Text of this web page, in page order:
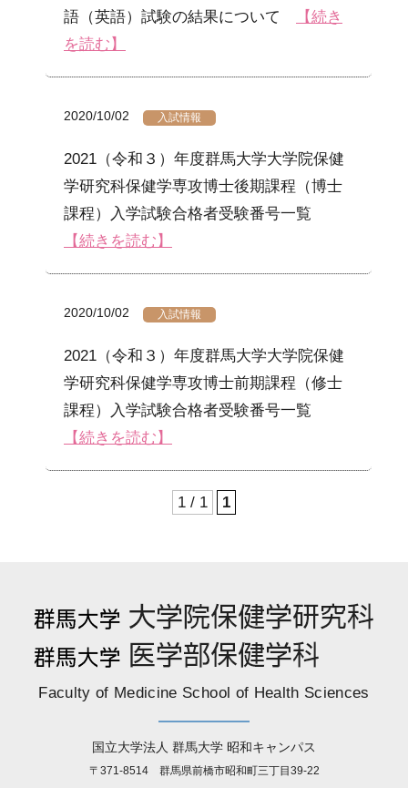
語（英語）試験の結果について
【続き
を読む】
2020/10/02 入試情報
2021（令和３）年度群馬大学大学院保健
学研究科保健学専攻博士後期課程（博士
課程）入学試験合格者受験番号一覧
【続きを読む】
2020/10/02 入試情報
2021（令和３）年度群馬大学大学院保健
学研究科保健学専攻博士前期課程（修士
課程）入学試験合格者受験番号一覧
【続きを読む】
1 / 1 1
Faculty of Medicine School of Health Sciences
国立大学法人 群馬大学 昭和キャンパス
〒371-8514 群馬県前橋市昭和町三丁目39-22